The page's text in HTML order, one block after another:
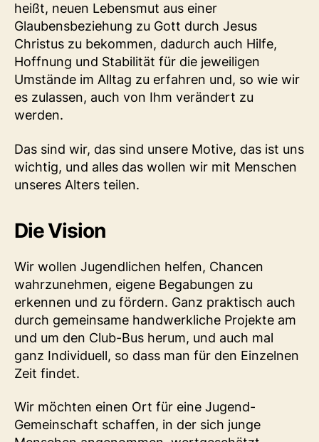
heißt, neuen Lebensmut aus einer
Glaubensbeziehung zu Gott durch Jesus
Christus zu bekommen, dadurch auch Hilfe,
Hoffnung und Stabilität für die jeweiligen
Umstände im Alltag zu erfahren und, so wie wir
es zulassen, auch von Ihm verändert zu
werden.
Das sind wir, das sind unsere Motive, das ist uns
wichtig, und alles das wollen wir mit Menschen
unseres Alters teilen.
Die Vision
Wir wollen Jugendlichen helfen, Chancen
wahrzunehmen, eigene Begabungen zu
erkennen und zu fördern. Ganz praktisch auch
durch gemeinsame handwerkliche Projekte am
und um den Club-Bus herum, und auch mal
ganz Individuell, so dass man für den Einzelnen
Zeit findet.
Wir möchten einen Ort für eine Jugend-
Gemeinschaft schaffen, in der sich junge